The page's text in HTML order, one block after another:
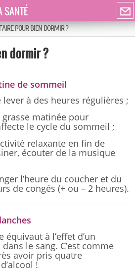
SANTÉ
POUR BIEN DORMIR ?
dormir ?
de sommeil
lever à des heures régulières ;
matinée pour
le cycle du sommeil ;
relaxante en fin de
écouter de la musique
l’heure du coucher et du
de congés (+ ou – 2 heures).
à l’effet d’un
le sang. C’est comme
avoir pris quatre
!